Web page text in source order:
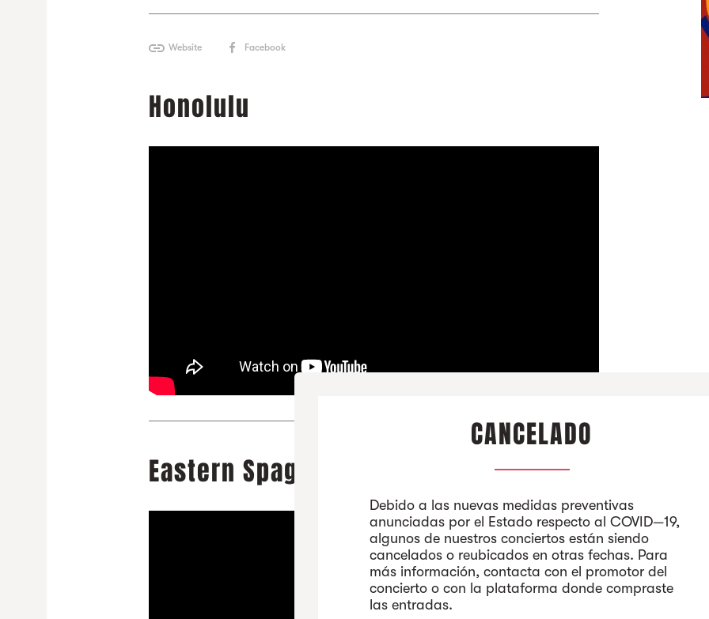
Website Facebook
Honolulu
Eastern Spaghetti
CANCELADO
Debido a las nuevas medidas preventivas
anunciadas por el Estado respecto al COVID—19,
algunos de nuestros conciertos están siendo
cancelados o reubicados en otras fechas. Para
más información, contacta con el promotor del
concierto o con la plataforma donde compraste
las entradas.